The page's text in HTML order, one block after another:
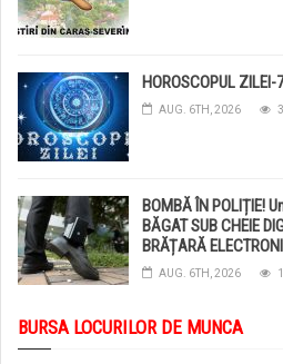
HOROSCOPUL ZILEI-
AUG. 6TH, 2026
BOMBĂ ÎN POLIȚIE!
BĂGAT SUB CHEIE
BRĂȚARĂ
AUG. 6TH, 2026
BURSA LOCURILOR DE MUNCA